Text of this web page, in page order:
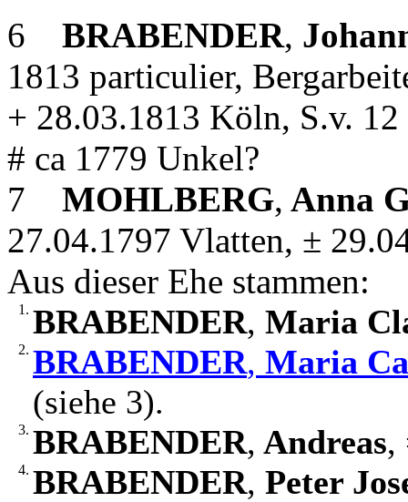
6 BRABENDER,
1813 particulier,
+ 28.03.1813 Köln, S.v.
# ca 1779 Unkel?
7 MOHLBERG, Anna
27.04.1797 Vlatten, ±
Aus dieser Ehe stammen:
1. BRABENDER, Maria
2. BRABENDER, Maria
(siehe 3).
3. BRABENDER, Andreas,
4. BRABENDER, Peter